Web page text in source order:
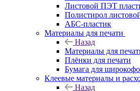
Листовой ПЭТ
Полистирол
АБС-пластик
Материалы для печати
Назад
Материалы для
Плёнки для печати
Бумага для
Клеевые материалы и
Назад